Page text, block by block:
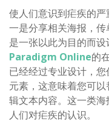
使人们意识到疟疾的
一是分享相关海报，
是一张以此为目的而
Paradigm Online的
已经经过专业设计，
元素，这意味着您可
辑文本内容。这一类
人们对疟疾的认识。